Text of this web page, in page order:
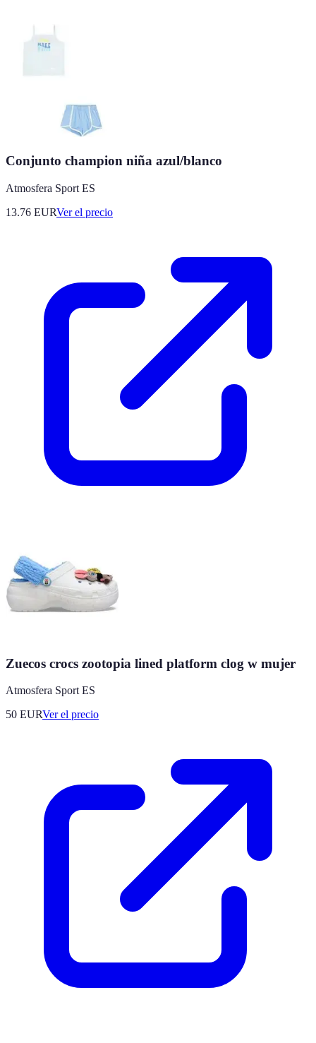
Conjunto champion niña azul/blanco
Atmosfera Sport ES
13.76 EURVer el precio
Zuecos crocs zootopia lined platform clog w mujer
Atmosfera Sport ES
50 EURVer el precio